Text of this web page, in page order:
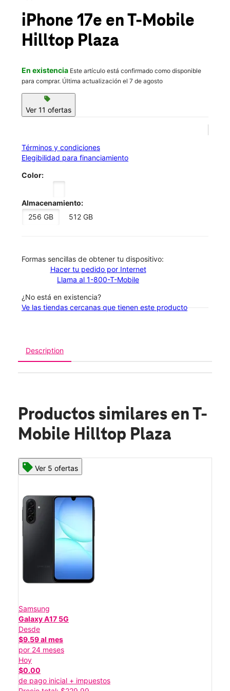
location_on
6 Hilltop Plz Kittanning, PA 16201
iPhone 17e en T-Mobile
Hilltop Plaza
En existencia Este artículo está confirmado como disponible
para comprar. Última actualización el 7 de agosto
sell
Ver 11 ofertas
Términos y condiciones
Elegibilidad para financiamiento
Color:
Almacenamiento:
256 GB
512 GB
​​​​​​​Formas sencillas de obtener tu dispositivo:
Hacer tu pedido por Internet
Llama al 1-800-T-Mobile
¿No está en existencia?
Ve las tiendas cercanas que tienen este producto
Description
Productos similares en T-
Mobile Hilltop Plaza
Ver 5 ofertas
Samsung
Galaxy A17 5G
Desde
$9.59 al mes
por 24 meses
Hoy
$0.00
de pago inicial + impuestos